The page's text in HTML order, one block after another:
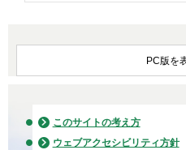
PC版を
このサイトの考え方
ウェブアクセシビリティ方針